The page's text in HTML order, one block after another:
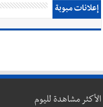
إعلانات مبوبة
الأكثر مشاهدة لليوم